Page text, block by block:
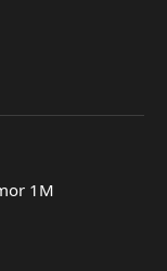
1M